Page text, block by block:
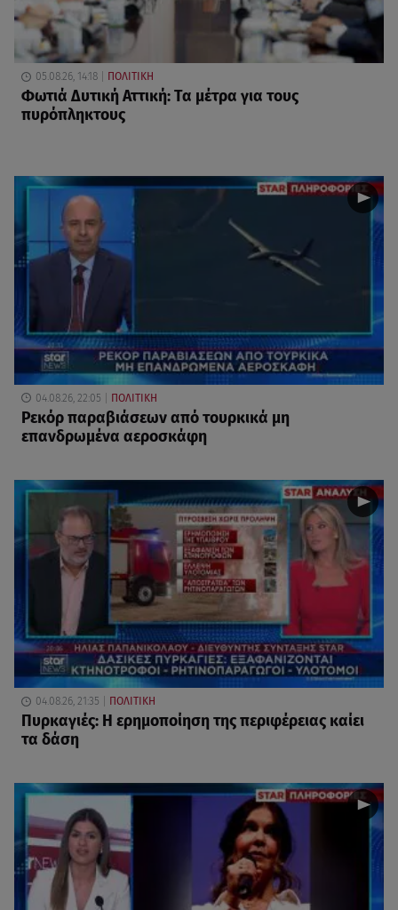
05.08.26, 14:18 ΠΟΛΙΤΙΚΗ
Φωτιά Δυτική Αττική: Τα μέτρα για τους
πυρόπληκτους
04.08.26, 22:05 ΠΟΛΙΤΙΚΗ
Ρεκόρ παραβιάσεων από τουρκικά μη
επανδρωμένα αεροσκάφη
04.08.26, 21:35 ΠΟΛΙΤΙΚΗ
Πυρκαγιές: Η ερημοποίηση της περιφέρειας καίει
τα δάση